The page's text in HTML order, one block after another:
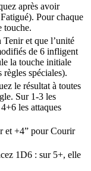
après avoir
Pour chaque
touche.
Tenir et que l’unité
de 6 infligent
la touche initiale
spéciales).
le résultat à toutes
Sur 1-3 les
les attaques
et +4” pour Courir
1D6 : sur 5+, elle